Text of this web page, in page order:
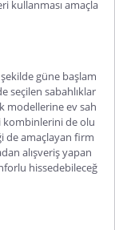
kullanması amaçla
güne başlam
seçilen sabahlıklar
modellerine ev sah
kombinlerini de olu
de amaçlayan firm
alışveriş yapan
hissedebileceğ